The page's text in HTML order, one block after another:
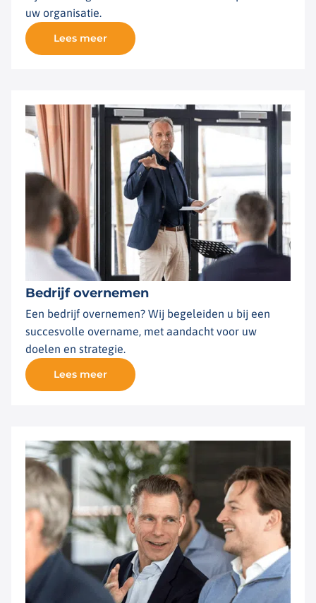
uw organisatie.
Lees meer
Bedrijf overnemen
Een bedrijf overnemen? Wij begeleiden u bij een
succesvolle overname, met aandacht voor uw
doelen en strategie.
Lees meer